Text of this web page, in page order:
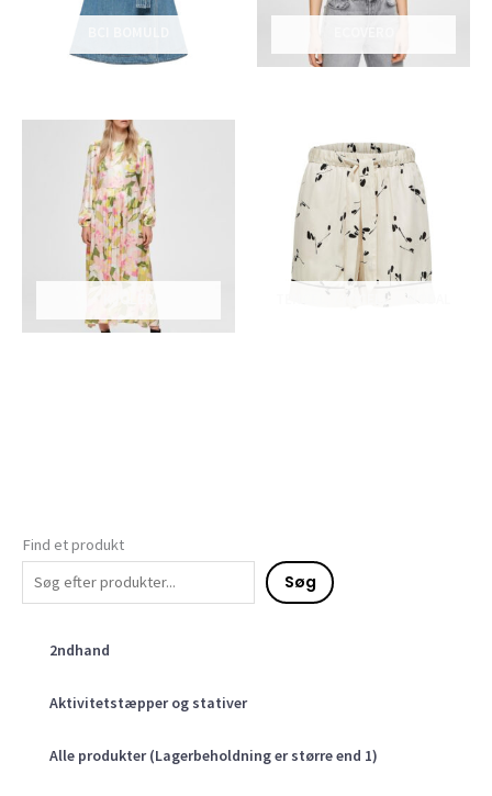
Find et produkt
Søg
2ndhand
Aktivitetstæpper og stativer
Alle produkter (Lagerbeholdning er større end 1)
TENCEL, LYOCELL & MODAL